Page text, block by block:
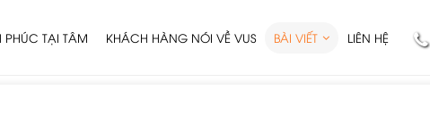
PHÚC TẠI TÂM KHÁCH HÀNG NÓI VỀ VUS BÀI VIẾT LIÊN HỆ